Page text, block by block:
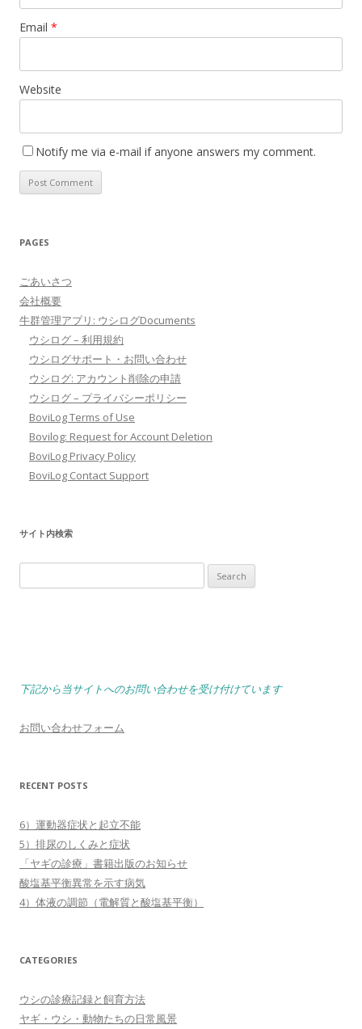
Email *
Website
Notify me via e-mail if anyone answers my comment.
PAGES
ごあいさつ
会社概要
牛群管理アプリ: ウシログDocuments
ウシログ – 利用規約
ウシログサポート・お問い合わせ
ウシログ: アカウント削除の申請
ウシログ – プライバシーポリシー
BoviLog Terms of Use
Bovilog: Request for Account Deletion
BoviLog Privacy Policy
BoviLog Contact Support
サイト内検索
for:
下記から当サイトへのお問い合わせを受け付けています
お問い合わせフォーム
RECENT POSTS
6）運動器症状と起立不能
5）排尿のしくみと症状
「ヤギの診療」書籍出版のお知らせ
酸塩基平衡異常を示す病気
4）体液の調節（電解質と酸塩基平衡）
CATEGORIES
ウシの診療記録と飼育方法
ヤギ・ウシ・動物たちの日常風景